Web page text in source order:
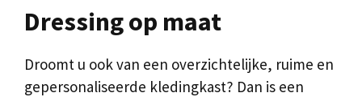
Dressing op maat
Droomt u ook van een overzichtelijke, ruime en
gepersonaliseerde kledingkast? Dan is een